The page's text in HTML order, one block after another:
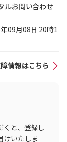
ルお問い合わせ
09月08日 20時1
情報はこちら
くと、登録し
けいたしま